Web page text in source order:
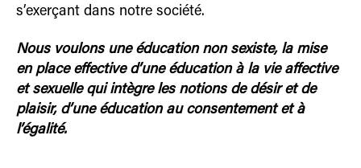
s’exerçant dans notre société.
Nous voulons une éducation non sexiste, la mise
en place effective d’une éducation à la vie affective
et sexuelle qui intègre les notions de désir et de
plaisir, d’une éducation au consentement et à
l’égalité.